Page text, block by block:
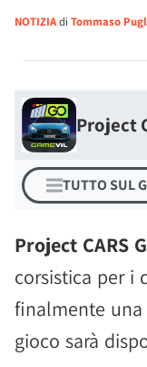
NOTIZIAdi Tommaso
Project
TUTTO SUL
Project CARS
corsistica per i
finalmente
gioco sarà